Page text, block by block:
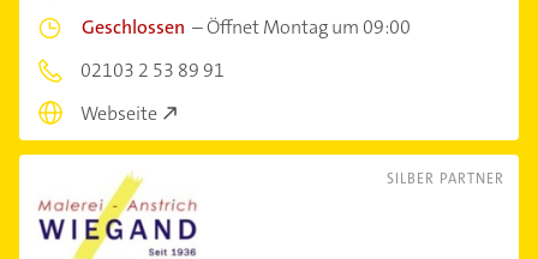
Geschlossen –Öffnet Montag um 09:00
02103 2 53 89 91
Webseite
SILBER PARTNER